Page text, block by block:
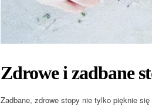
Zdrowe i zadbane
Zadbane, zdrowe stopy nie tylko pięknie